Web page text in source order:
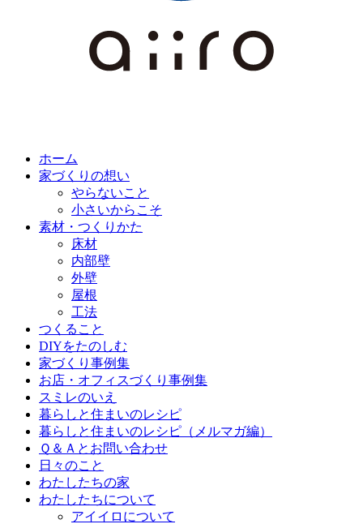
ホーム
家づくりの想い
やらないこと
小さいからこそ
素材・つくりかた
床材
内部壁
外壁
屋根
工法
つくること
DIYをたのしむ
家づくり事例集
お店・オフィスづくり事例集
スミレのいえ
暮らしと住まいのレシピ
暮らしと住まいのレシピ（メルマガ編）
Ｑ＆Ａとお問い合わせ
日々のこと
わたしたちの家
わたしたちについて
アイイロについて